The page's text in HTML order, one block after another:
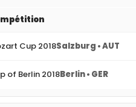
Cup 2018Salzburg • AUT
of Berlin 2018Berlin • GER